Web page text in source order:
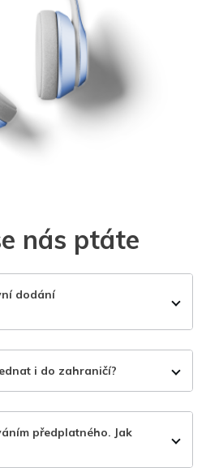
nás ptáte
dodání
i do zahraničí?
předplatného. Jak